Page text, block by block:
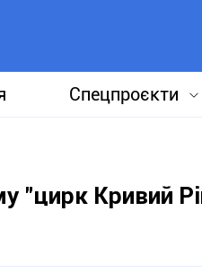
Спецпроєкти
"цирк Кривий